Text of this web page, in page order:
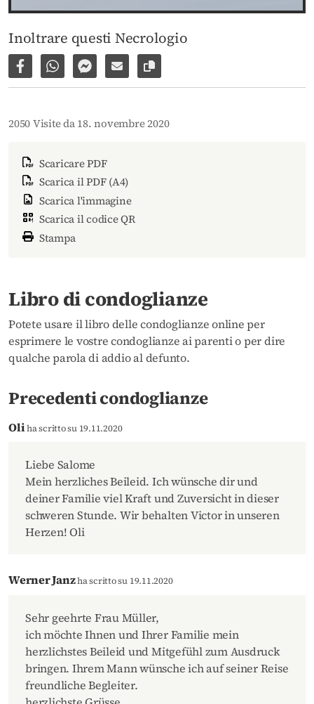
Inoltrare questi Necrologio
Condividi su Facebook
Condividi su WhatsApp
Inviare per Facebook Messenger
Inviare per email
Copia il link alla pagina
2050 Visite da 18. novembre 2020
Scaricare PDF
Scarica il PDF (A4)
Scarica l'immagine
Scarica il codice QR
Stampa
Libro di condoglianze
Potete usare il libro delle condoglianze online per
esprimere le vostre condoglianze ai parenti o per dire
qualche parola di addio al defunto.
Precedenti condoglianze
Oliha scritto su 19.11.2020
Liebe Salome
Mein herzliches Beileid. Ich wünsche dir und
deiner Familie viel Kraft und Zuversicht in dieser
schweren Stunde. Wir behalten Victor in unseren
Herzen! Oli
Werner Janzha scritto su 19.11.2020
Sehr geehrte Frau Müller,
ich möchte Ihnen und Ihrer Familie mein
herzlichstes Beileid und Mitgefühl zum Ausdruck
bringen. Ihrem Mann wünsche ich auf seiner Reise
freundliche Begleiter.